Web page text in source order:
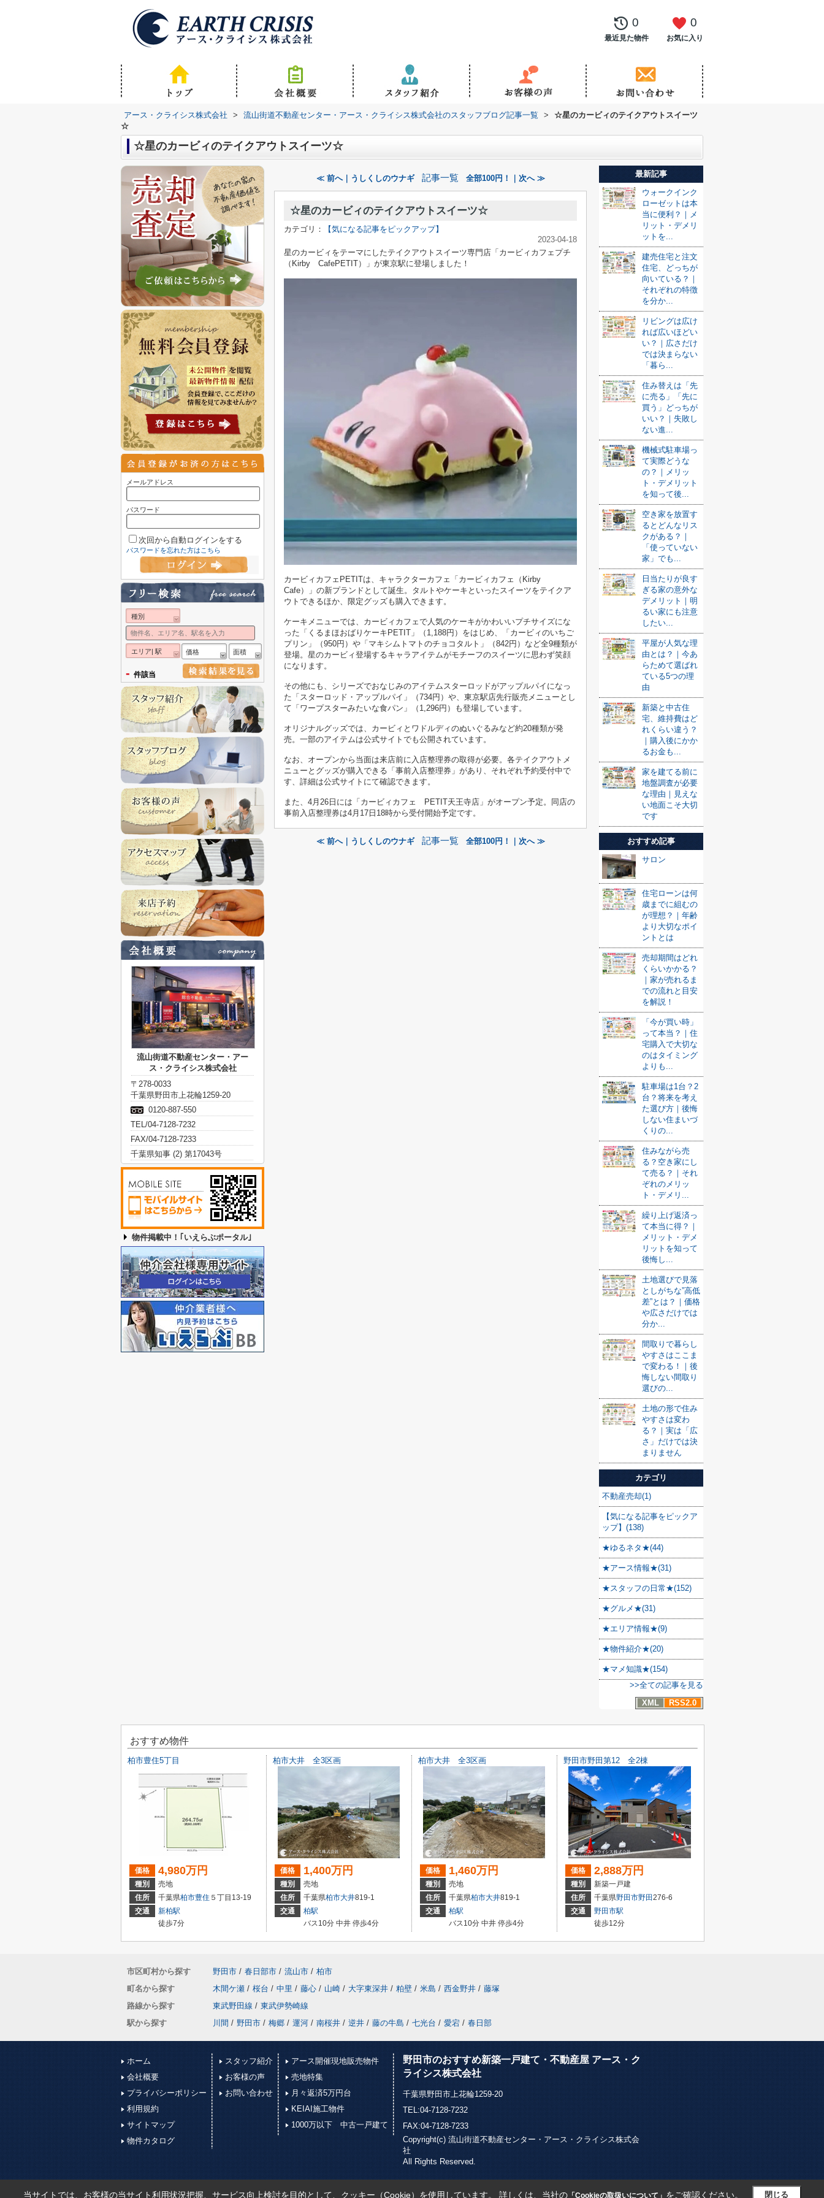
0
最近見た物件
0
お気に入り
アース・クライシス株式会社 > 流山街道不動産センター・アース・クライシス株式会社のスタッフブログ記事一覧 >
☆星のカービィのテイクアウトスイーツ
☆
☆星のカービィのテイクアウトスイーツ☆
≪ 前へ｜うしくしのウナギ 記事一覧 全部100円！｜次へ ≫
☆星のカービィのテイクアウトスイーツ☆
カテゴリ：
【気になる記事をピックアップ】
2023-04-18
星のカービィをテーマにしたテイクアウトスイーツ専門店「カービィカフェプチ
（Kirby CafePETIT）」が東京駅に登場しました！
カービィカフェPETITは、キャラクターカフェ「カービィカフェ（Kirby
Cafe）」の新プランドとして誕生。タルトやケーキといったスイーツをテイクア
ウトできるほか、限定グッズも購入できます。
ケーキメニューでは、カービィカフェで人気のケーキがかわいいプチサイズにな
った「くるまほおばりケーキPETIT」（1,188円）をはじめ、「カービィのいちご
プリン」（950円）や「マキシムトマトのチョコタルト」（842円）など全9種類が
登場。星のカービィ登場するキャラアイテムがモチーフのスイーツに思わず笑顔
になります。
その他にも、シリーズでおなじみのアイテムスターロッドがアップルパイになっ
た「スターロッド・アップルパイ」（734円）や、東京駅店先行販売メニューとし
て「ワープスターみたいな食パン」（1,296円）も登場しています。
オリジナルグッズでは、カービィとワドルディのぬいぐるみなど約20種類が発
売。一部のアイテムは公式サイトでも公開されています。
なお、オープンから当面は来店前に入店整理券の取得が必要。各テイクアウトメ
ニューとグッズが購入できる「事前入店整理券」があり、それぞれ予約受付中で
す、詳細は公式サイトにて確認できます。
また、4月26日には「カービィカフェ PETIT天王寺店」がオープン予定。同店の
事前入店整理券は4月17日18時から受付開始予定です。
≪ 前へ｜うしくしのウナギ 記事一覧 全部100円！｜次へ ≫
最新記事
ウォークインク
ローゼットは本
当に便利？｜メ
リット・デメリ
ットを...
建売住宅と注文
住宅、どっちが
向いている？｜
それぞれの特徴
を分か...
リビングは広け
れば広いほどい
い？｜広さだけ
では決まらない
「暮ら...
住み替えは「先
に売る」「先に
買う」どっちが
いい？｜失敗し
ない進...
機械式駐車場っ
て実際どうな
の？｜メリッ
ト・デメリット
を知って後...
空き家を放置す
るとどんなリス
クがある？｜
「使っていない
家」でも...
日当たりが良す
ぎる家の意外な
デメリット｜明
るい家にも注意
したい...
平屋が人気な理
由とは？｜今あ
らためて選ばれ
ている5つの理
由
新築と中古住
宅、維持費はど
れくらい違う？
｜購入後にかか
るお金も...
家を建てる前に
地盤調査が必要
な理由｜見えな
い地面こそ大切
です
おすすめ記事
サロン
住宅ローンは何
歳までに組むの
が理想？｜年齢
より大切なポイ
ントとは
売却期間はどれ
くらいかかる？
｜家が売れるま
での流れと目安
を解説！
「今が買い時」
って本当？｜住
宅購入で大切な
のはタイミング
よりも...
駐車場は1台？2
台？将来を考え
た選び方｜後悔
しない住まいづ
くりの...
住みながら売
る？空き家にし
て売る？｜それ
ぞれのメリッ
ト・デメリ...
繰り上げ返済っ
て本当に得？｜
メリット・デメ
リットを知って
後悔し...
土地選びで見落
としがちな”高低
差”とは？｜価格
や広さだけでは
分か...
間取りで暮らし
やすさはここま
で変わる！｜後
悔しない間取り
選びの...
土地の形で住み
やすさは変わ
る？｜実は「広
さ」だけでは決
まりません
カテゴリ
不動産売却(1)
【気になる記事をピックア
ップ】(138)
★ゆるネタ★(44)
★アース情報★(31)
★スタッフの日常★(152)
★グルメ★(31)
★エリア情報★(9)
★物件紹介★(20)
★マメ知識★(154)
>>全ての記事を見る
XML
RSS2.0
メールアドレス
パスワード
次回から自動ログインをする
パスワードを忘れた方はこちら
種別
エリア| 駅 価格 面積
- 件該当
流山街道不動産センター・アー
ス・クライシス株式会社
〒278-0033
千葉県野田市上花輪1259-20
0120-887-550
TEL/04-7128-7232
FAX/04-7128-7233
千葉県知事 (2) 第17043号
物件掲載中！｢いえらぶポータル｣
おすすめ物件
柏市豊住5丁目
価格 4,980万円
種別
売地
住所
千葉県柏市豊住 ５丁目13-19
交通
新柏駅
徒歩7分
柏市大井 全3区画
価格 1,400万円
種別
売地
住所
千葉県柏市大井819-1
交通
柏駅
バス10分 中井 停歩4分
柏市大井 全3区画
価格 1,460万円
種別
売地
住所
千葉県柏市大井819-1
交通
柏駅
バス10分 中井 停歩4分
野田市野田第12 全2棟
価格 2,888万円
種別
新築一戸建
住所
千葉県野田市野田276-6
交通
野田市駅
徒歩12分
市区町村から探す 野田市 / 春日部市 / 流山市 / 柏市
町名から探す
木間ケ瀬 / 桜台 / 中里 / 藤心 / 山崎 / 大字東深井 / 粕壁 / 米島 / 西金野井 / 藤塚
路線から探す
東武野田線 / 東武伊勢崎線
駅から探す
川間 / 野田市 / 梅郷 / 運河 / 南桜井 / 逆井 / 藤の牛島 / 七光台 / 愛宕 / 春日部
ホーム
会社概要
プライバシーポリシー
利用規約
サイトマップ
物件カタログ
スタッフ紹介
お客様の声
お問い合わせ
アース開催現地販売物件
売地特集
月々返済5万円台
KEIAI施工物件
1000万以下 中古一戸建て
野田市のおすすめ新築一戸建て・不動産屋 アース・ク
ライシス株式会社
千葉県野田市上花輪1259-20
TEL:04-7128-7232
FAX:04-7128-7233
Copyright(c) 流山街道不動産センター・アース・クライシス株式会
社
All Rights Reserved.
当サイトでは、お客様の当サイト利用状況把握、サービス向上検討を目的として、クッキー（Cookie）を使用しています。 詳しくは、当社の「Cookieの取扱いについて」 をご確認ください。 閉じる